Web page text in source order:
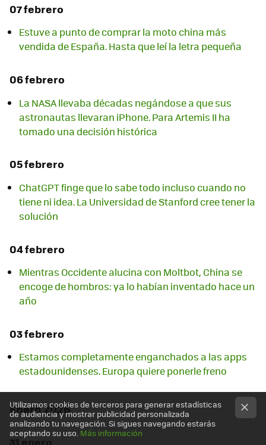
07 febrero
Estuve a punto de comprar la moto china más
vendida de España. Hasta que leí la letra pequeña
06 febrero
La NASA llevaba décadas negándose a que sus
astronautas llevaran iPhone. Para Artemis II ha
tomado una decisión histórica
05 febrero
ChatGPT finge que lo sabe todo incluso cuando no
tiene ni idea. La Universidad de Stanford cree tener la
solución
04 febrero
Mientras Occidente alucina con Moltbot, China se
encoge de hombros: ya lo habían inventado hace un
año
03 febrero
Estamos completamente enganchados a las apps
estadounidenses. Europa quiere ponerle freno
Enero 2026
Utilizamos cookies de terceros para generar estadísticas
de audiencia y mostrar publicidad personalizada
analizando tu navegación. Si sigues navegando estarás
aceptando su uso. Más información